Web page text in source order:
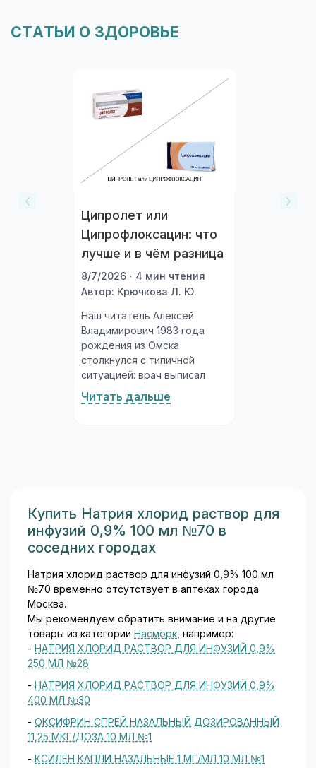
СТАТЬИ О ЗДОРОВЬЕ
Ципролет или
Ципрофлоксацин: что
лучше и в чём разница
8/7/2026 · 4 мин чтения
Автор: Крючкова Л. Ю.
Наш читатель Алексей
Владимирович 1983 года
рождения из Омска
столкнулся с типичной
ситуацией: врач выписал
рецепт на ципрофлоксацин,
а в аптеке на полке стоят и
Читать дальше
Купить Натрия хлорид раствор для
инфузий 0,9% 100 мл №70 в
соседних городах
Натрия хлорид раствор для инфузий 0,9% 100 мл
№70 временно отсутствует в аптеках города
Москва.
Мы рекомендуем обратить внимание и на другие
товары из категории Насморк, например:
- НАТРИЯ ХЛОРИД РАСТВОР ДЛЯ ИНФУЗИЙ 0,9%
250 МЛ №28
- НАТРИЯ ХЛОРИД РАСТВОР ДЛЯ ИНФУЗИЙ 0,9%
400 МЛ №30
- ОКСИФРИН СПРЕЙ НАЗАЛЬНЫЙ ДОЗИРОВАННЫЙ
11,25 МКГ/ДОЗА 10 МЛ №1
- КСИЛЕН КАПЛИ НАЗАЛЬНЫЕ 1 МГ/МЛ 10 МЛ №1